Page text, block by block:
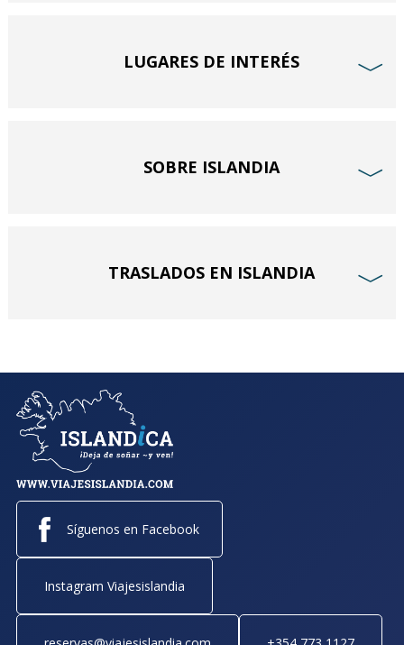
LUGARES DE INTERÉS ﹀
SOBRE ISLANDIA ﹀
TRASLADOS EN ISLANDIA ﹀
Síguenos en Facebook
Instagram Viajesislandia